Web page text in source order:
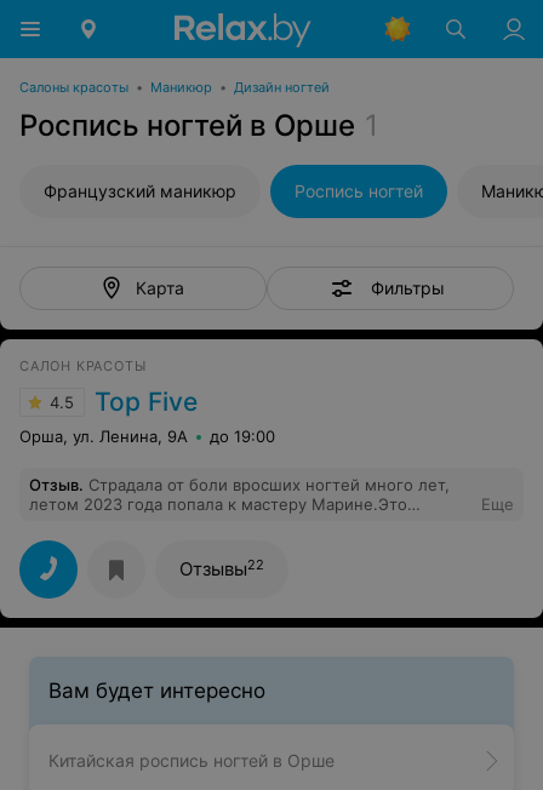
Салоны красоты • Маникюр • Дизайн ногтей
Роспись ногтей в Орше 1
Французский маникюр Роспись ногтей
Карта Фильтры
САЛОН КРАСОТЫ
4.5 Top Five
Орша, ул. Ленина, 9А до 19:00
Отзыв. Страдала от боли вросших ногтей много лет,
летом 2023 года попала к мастеру Марине.Это
.Благодаря её золотым рукам,теперь могу носить
любую обувь и и нет никакой боли Благодарю
вас,Марина, за ваш профессионализм!!!!
Еще
Отзывы22
Вам будет интересно
Китайская роспись ногтей в Орше